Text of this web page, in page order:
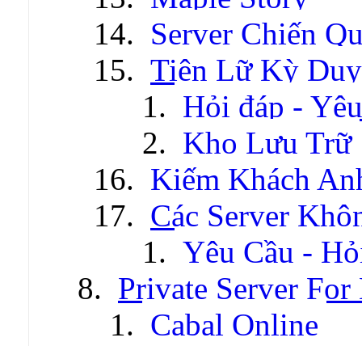
Server Chiến
Tiên Lữ Kỳ
Hỏi đáp -
Kho Lưu Trữ
Kiếm Khách
Các Server
Yêu Cầu -
Private Server
Cabal Online